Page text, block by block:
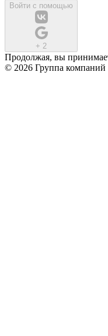
Войти с помощью
+ 2
Продолжая, вы
© 2026 Группа компаний